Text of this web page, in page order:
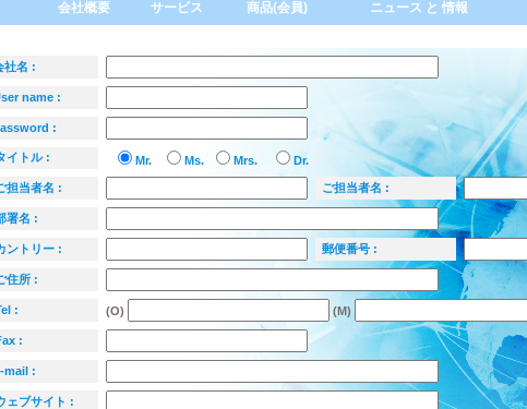
会社概要 サービス 商品(会員) ニュース と 情報
社名 :
name :
:
イトル : Mr. Ms. Mrs. Dr.
担当者名 : ご担当者名 :
署名 :
ントリー : 郵便番号 :
住所 :
: (O) (M)
:
mail :
ェブサイト :